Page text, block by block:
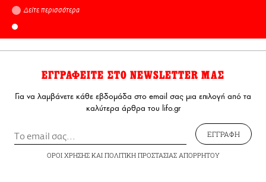
Δείτε περισσότερα
ΕΓΓΡΑΦΕΙΤΕ ΣΤΟ NEWSLETTER ΜΑΣ
Για να λαμβάνετε κάθε εβδομάδα στο email σας μια επιλογή από τα
καλύτερα άρθρα του lifo.gr
ΕΓΓΡΑΦΗ
ΟΡΟΙ ΧΡΗΣΗΣΚΑΙ ΠΟΛΙΤΙΚΗ ΠΡΟΣΤΑΣΙΑΣ ΑΠΟΡΡΗΤΟΥ